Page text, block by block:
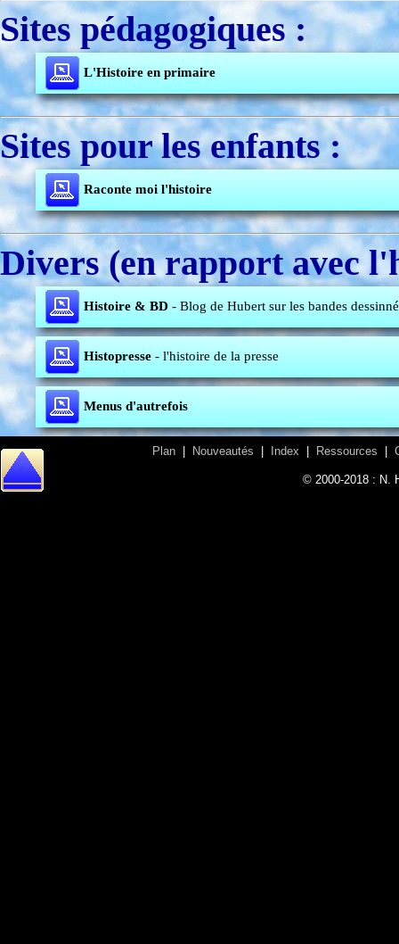
Sites pédagogiques :
L'Histoire en primaire
Sites pour les enfants :
Raconte moi l'histoire
Divers (en rapport avec
Histoire & BD - Blog de Hubert sur les bandes
Histopresse - l'histoire de la presse
Menus d'autrefois
Plan Nouveautés Index Ressources
© 2000-2018 : N.